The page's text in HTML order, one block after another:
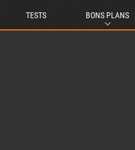
TESTS BONS PLANS